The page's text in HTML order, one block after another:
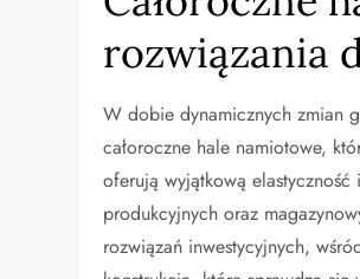
rozwiązania
W dobie dynamicznych zmian
całoroczne hale namiotowe,
oferują wyjątkową
produkcyjnych oraz
rozwiązań inwestycyjnych,